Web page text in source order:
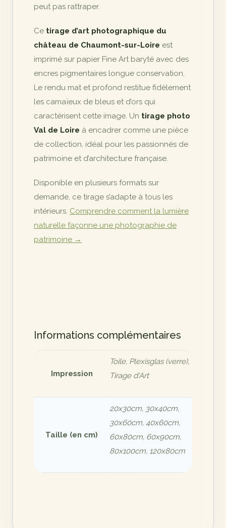
peut pas rattraper.
Ce tirage d’art photographique du
château de Chaumont-sur-Loire est
imprimé sur papier Fine Art baryté avec des
encres pigmentaires longue conservation.
Le rendu mat et profond restitue fidèlement
les camaïeux de bleus et d’ors qui
caractérisent cette image. Un tirage photo
Val de Loire à encadrer comme une pièce
de collection, idéal pour les passionnés de
patrimoine et d’architecture française.
Disponible en plusieurs formats sur
demande, ce tirage s’adapte à tous les
intérieurs. Comprendre comment la lumière
naturelle façonne une photographie de
patrimoine →
Informations complémentaires
Impression
Toile, Plexisglas (verre),
Tirage d'Art
Taille (en cm)
20x30cm, 30x40cm,
30x60cm, 40x60cm,
60x80cm, 60x90cm,
80x100cm, 120x80cm